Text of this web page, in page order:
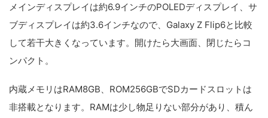
メインディスプレイは約6.9インチのPOLEDディスプレイ、サ
ブディスプレイは約3.6インチなので、Galaxy Z Flip6と比較
して若干大きくなっています。開けたら大画面、閉じたらコ
ンパクト。
内蔵メモリはRAM8GB、ROM256GBでSDカードスロットは
非搭載となります。RAMは少し物足りない部分があり、積ん